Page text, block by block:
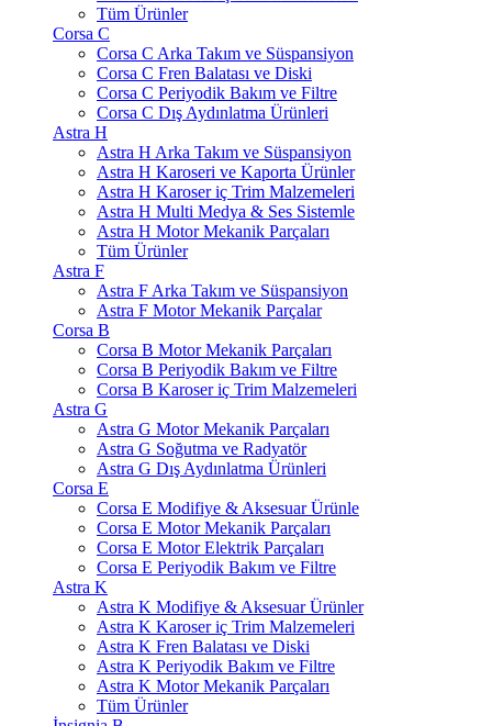
Tüm Ürünler
Corsa C
Corsa C Arka Takım ve Süspansiyon
Corsa C Fren Balatası ve Diski
Corsa C Periyodik Bakım ve Filtre
Corsa C Dış Aydınlatma Ürünleri
Astra H
Astra H Arka Takım ve Süspansiyon
Astra H Karoseri ve Kaporta Ürünler
Astra H Karoser iç Trim Malzemeleri
Astra H Multi Medya & Ses Sistemle
Astra H Motor Mekanik Parçaları
Tüm Ürünler
Astra F
Astra F Arka Takım ve Süspansiyon
Astra F Motor Mekanik Parçalar
Corsa B
Corsa B Motor Mekanik Parçaları
Corsa B Periyodik Bakım ve Filtre
Corsa B Karoser iç Trim Malzemeleri
Astra G
Astra G Motor Mekanik Parçaları
Astra G Soğutma ve Radyatör
Astra G Dış Aydınlatma Ürünleri
Corsa E
Corsa E Modifiye & Aksesuar Ürünle
Corsa E Motor Mekanik Parçaları
Corsa E Motor Elektrik Parçaları
Corsa E Periyodik Bakım ve Filtre
Astra K
Astra K Modifiye & Aksesuar Ürünler
Astra K Karoser iç Trim Malzemeleri
Astra K Fren Balatası ve Diski
Astra K Periyodik Bakım ve Filtre
Astra K Motor Mekanik Parçaları
Tüm Ürünler